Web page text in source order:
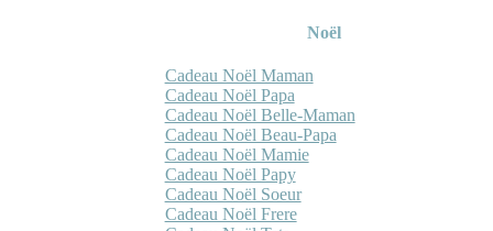
Noël
Cadeau Noël Maman
Cadeau Noël Papa
Cadeau Noël Belle-Maman
Cadeau Noël Beau-Papa
Cadeau Noël Mamie
Cadeau Noël Papy
Cadeau Noël Soeur
Cadeau Noël Frere